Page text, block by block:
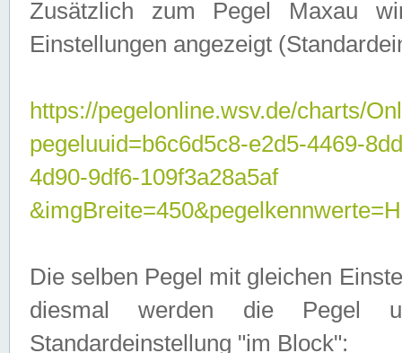
Zusätzlich zum Pegel Maxau
Einstellungen angezeigt
https://pegelonline.wsv.de/charts/
pegeluuid=b6c6d5c8-e2d5-4469-
4d90-9df6-109f3a28a5af
Die selben Pegel mit gleichen
diesmal werden die Pegel
Standardeinstellung "im Block":